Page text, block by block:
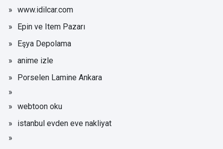
www.idilcar.com
Epin ve Item Pazarı
Eşya Depolama
anime izle
Porselen Lamine Ankara
webtoon oku
istanbul evden eve nakliyat